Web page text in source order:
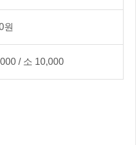
원
/ 소 10,000